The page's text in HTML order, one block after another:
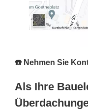
☎️ Nehmen Sie
Als Ihre